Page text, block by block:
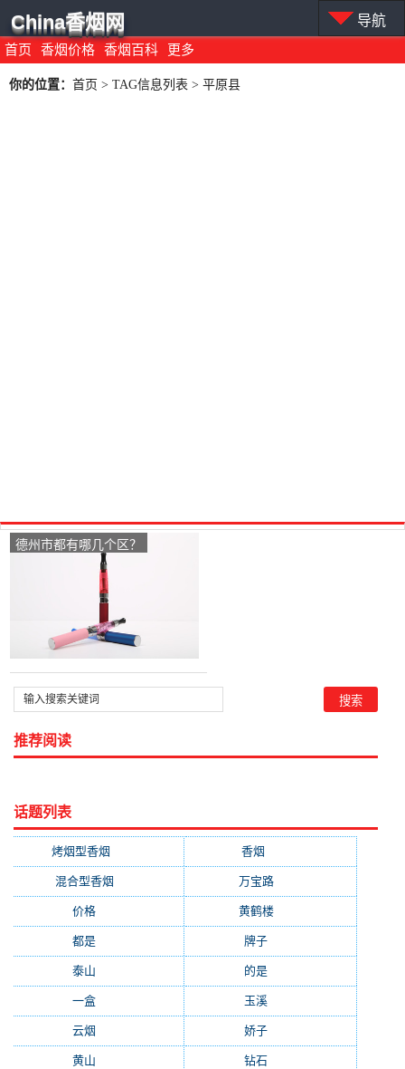
首页 香烟价格 香烟百科 更多
China香烟网 导航
你的位置： 首页 > TAG信息列表 > 平原县
德州市都有哪几个区？
推荐阅读
话题列表
烤烟型香烟 香烟
混合型香烟 万宝路(331)
价格 黄鹤楼(315)
都是 牌子
泰山 的是
一盒 玉溪
云烟 娇子
黄山 钻石